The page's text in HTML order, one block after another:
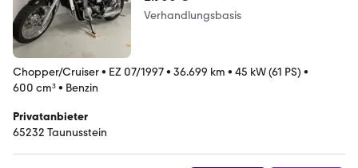
Verhandlungsbasis
Chopper/Cruiser• EZ 07/1997• 36.699 km • 45 kW (61 PS) •
600 cm³• Benzin
Privatanbieter
65232 Taunusstein